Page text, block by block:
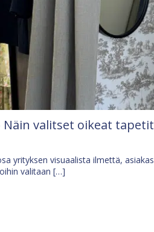
valitset oikeat
yrityksen visuaalista ilmettä,
valitaan […]